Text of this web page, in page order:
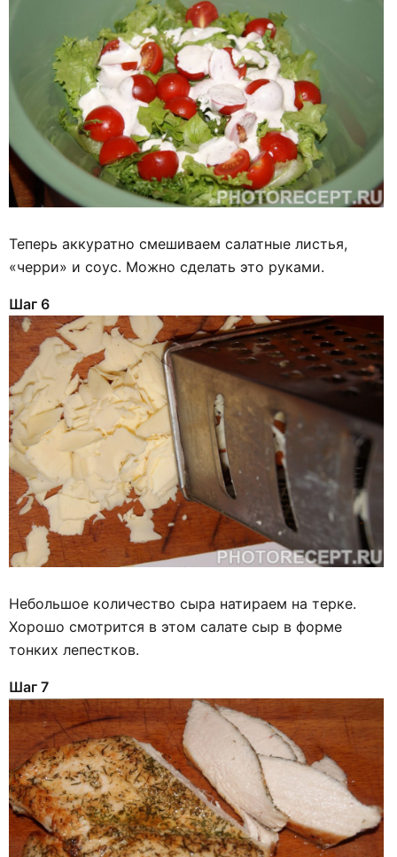
Теперь аккуратно смешиваем салатные листья,
«черри» и соус. Можно сделать это руками.
Шаг 6
Небольшое количество сыра натираем на терке.
Хорошо смотрится в этом салате сыр в форме
тонких лепестков.
Шаг 7